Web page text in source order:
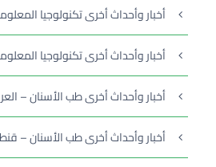
أخبار وأحداث أخرى تكنولوجيا
أخبار وأحداث أخرى تكنولوجيا
أخبار وأحداث أخرى طب الأسنان –
أخبار وأحداث أخرى طب الأسنان –